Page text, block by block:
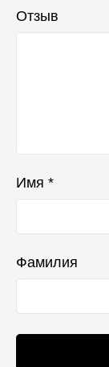
Отзыв
Имя *
Фамилия